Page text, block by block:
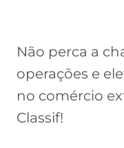
Não perca a
operações e
no comércio
Classif!